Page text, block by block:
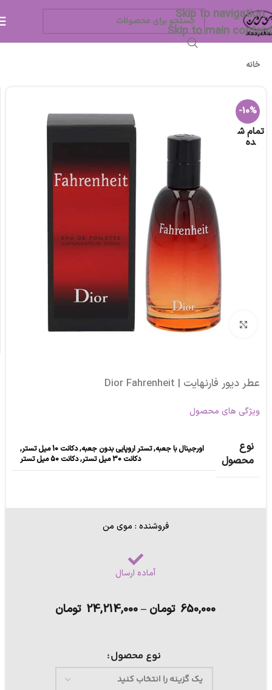
Skip to navigation
Skip to main content
خانه
-10%
تمام ش
ده
برای بزرگنمایی کلیک کنید
عطر دیور فارنهایت | Dior Fahrenheit
ویژگی های محصول
نوع
محصول
اورجینال با جعبه,تستر اروپایی بدون جعبه,دکانت 10 میل تستر
,
دکانت 30 میل تستر
,دکانت 50 میل تستر
فروشنده : موی من
آماده ارسال
650,000 تومان –
24,214,000 تومان
نوع محصول